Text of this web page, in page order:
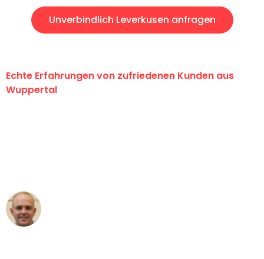
Unverbindlich Leverkusen anfragen
Echte Erfahrungen von zufriedenen Kunden aus
Wuppertal